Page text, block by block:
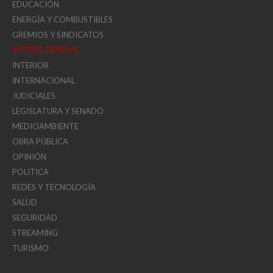
EDUCACIÓN
ENERGÍA Y COMBUSTIBLES
GREMIOS Y SINDICATOS
INTERÉS GENERAL
INTERIOR
INTERNACIONAL
JUDICIALES
LEGISLATURA Y SENADO
MEDIOAMBIENTE
OBRA PÚBLICA
OPINIÓN
POLITICA
REDES Y TECNOLOGÍA
SALUD
SEGURIDAD
STREAMING
TURISMO